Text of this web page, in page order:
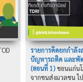
รายการคิดยกกำลั
ปัญหารถติด และพั
(ตอนที่ 1)ขอนแก่น
จากขนส่งมวลชน ไ